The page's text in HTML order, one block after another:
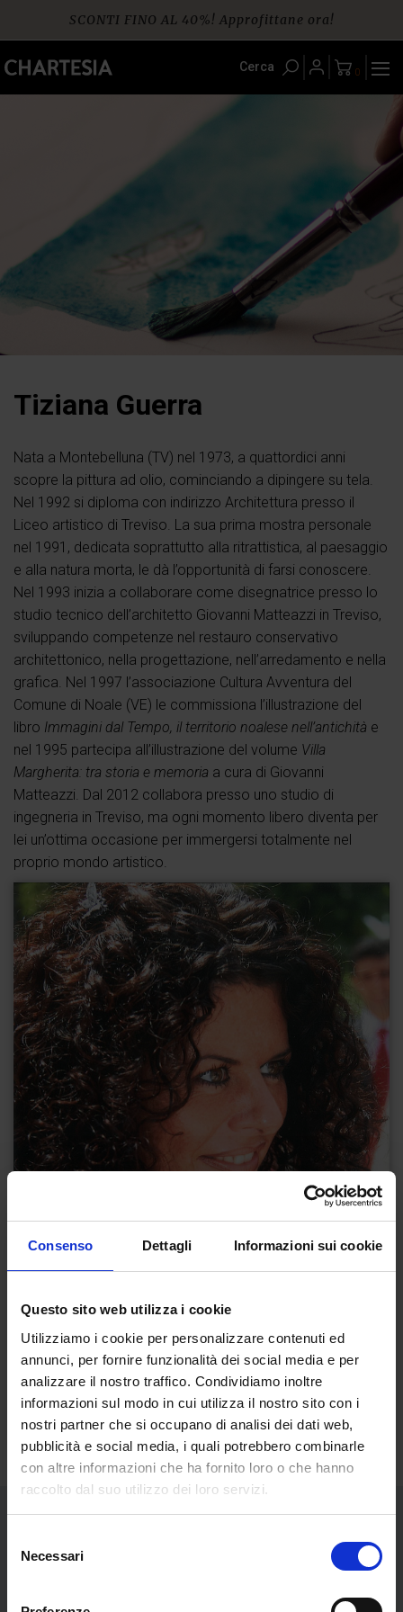
Consenso Dettagli Informazioni sui cookie
Questo sito web utilizza i cookie
Utilizziamo i cookie per personalizzare contenuti ed
annunci, per fornire funzionalità dei social media e per
analizzare il nostro traffico. Condividiamo inoltre
informazioni sul modo in cui utilizza il nostro sito con i
nostri partner che si occupano di analisi dei dati web,
pubblicità e social media, i quali potrebbero combinarle
con altre informazioni che ha fornito loro o che hanno
raccolto dal suo utilizzo dei loro servizi.
delNecessari
content
SCONTI FINO AL 40%! Approfittane ora!
Spedizione gratuita per ordini da € 60
Cerca 0
Tiziana Guerra
Nata a Montebelluna (TV) nel 1973, a quattordici anni
scopre la pittura ad olio, cominciando a dipingere su tela.
Nel 1992 si diploma con indirizzo Architettura presso il
Liceo artistico di Treviso. La sua prima mostra personale
nel 1991, dedicata soprattutto alla ritrattistica, al paesaggio
e alla natura morta, le dà l’opportunità di farsi conoscere.
Nel 1993 inizia a collaborare come disegnatrice presso lo
studio tecnico dell’architetto Giovanni Matteazzi in Treviso,
sviluppando competenze nel restauro conservativo
architettonico, nella progettazione, nell’arredamento e nella
grafica. Nel 1997 l’associazione Cultura Avventura del
Comune di Noale (VE) le commissiona l’illustrazione del
libro Immagini dal Tempo, il territorio noalese nell’antichità e
nel 1995 partecipa all’illustrazione del volume Villa
Margherita: tra storia e memoria a cura di Giovanni
Matteazzi. Dal 2012 collabora presso uno studio di
ingegneria in Treviso, ma ogni momento libero diventa per
lei un’ottima occasione per immergersi totalmente nel
proprio mondo artistico.
Opere dell'artista